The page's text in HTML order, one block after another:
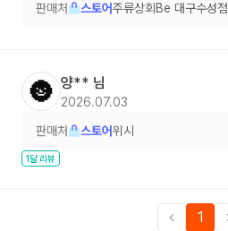
판매처 스토어주류상회Be 대구수성점
🌚 양** 님
2026.07.03
판매처 스토어위시
1달 리뷰
1